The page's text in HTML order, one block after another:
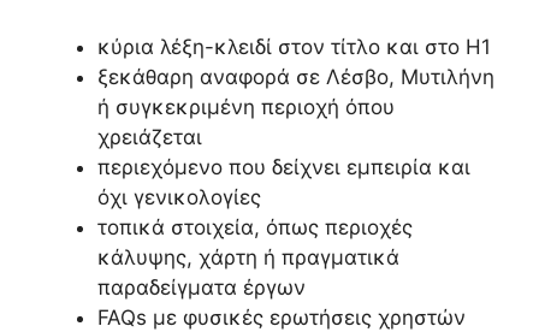
κύρια λέξη-κλειδί στον τίτλο και στο H1
ξεκάθαρη αναφορά σε Λέσβο, Μυτιλήνη
ή συγκεκριμένη περιοχή όπου
χρειάζεται
περιεχόμενο που δείχνει εμπειρία και
όχι γενικολογίες
τοπικά στοιχεία, όπως περιοχές
κάλυψης, χάρτη ή πραγματικά
παραδείγματα έργων
FAQs με φυσικές ερωτήσεις χρηστών